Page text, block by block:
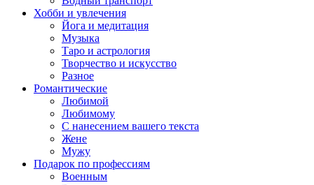
Хобби и увлечения
Йога и медитация
Музыка
Таро и астрология
Творчество и искусство
Разное
Романтические
Любимой
Любимому
С нанесением вашего текста
Жене
Мужу
Подарок по профессиям
Военным